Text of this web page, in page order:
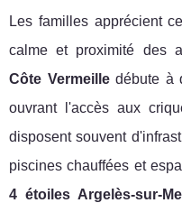
Les familles apprécient
calme et proximité des
Côte Vermeilledébute à
ouvrant l'accès aux
disposent souvent
piscines chauffées et
4 étoiles Argelès-sur-